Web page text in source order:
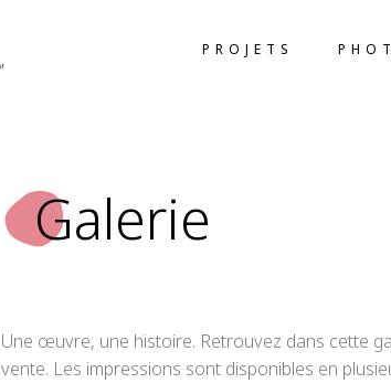
PROJETS
Galerie
Une œuvre, une histoire. Retrouvez dans cette
vente. Les impressions sont disponibles en